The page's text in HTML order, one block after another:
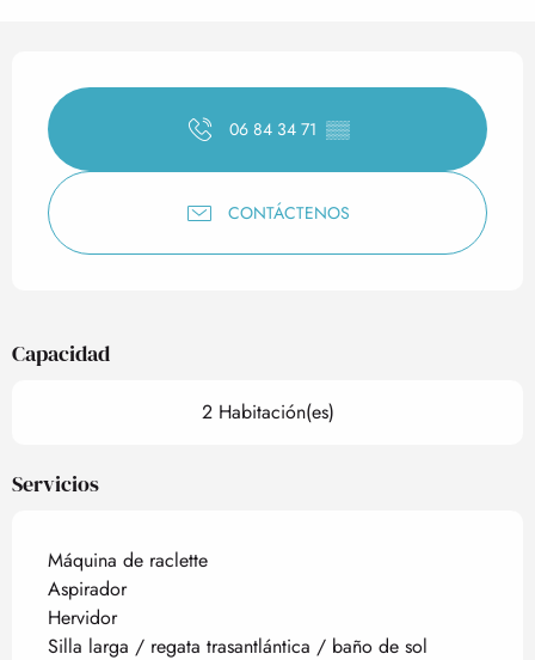
Horarios y datos de
06 84 34 71 ▒▒
CONTÁCTENOS
Capacidad
2 Habitación(es)
Servicios
Máquina de raclette
Aspirador
Hervidor
Silla larga / regata trasantlántica / baño de sol